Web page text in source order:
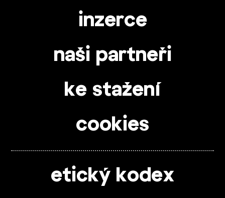
inzerce
naši partneři
ke stažení
cookies
etický kodex